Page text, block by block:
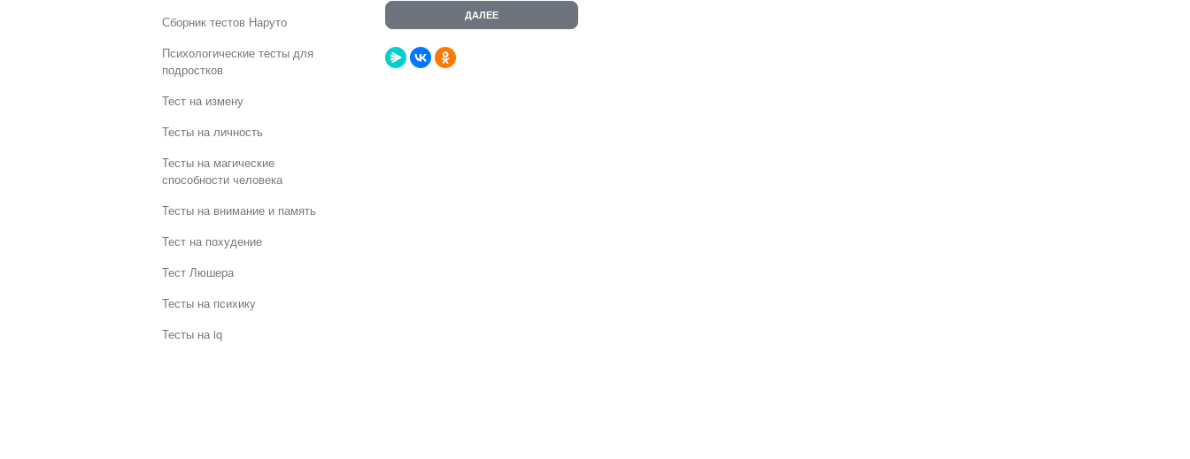
Сборник тестов Наруто
Психологические тесты для
подростков
Тест на измену
Тесты на личность
Тесты на магические
способности человека
Тесты на внимание и память
Тест на похудение
Тест Люшера
Тесты на психику
Тесты на iq